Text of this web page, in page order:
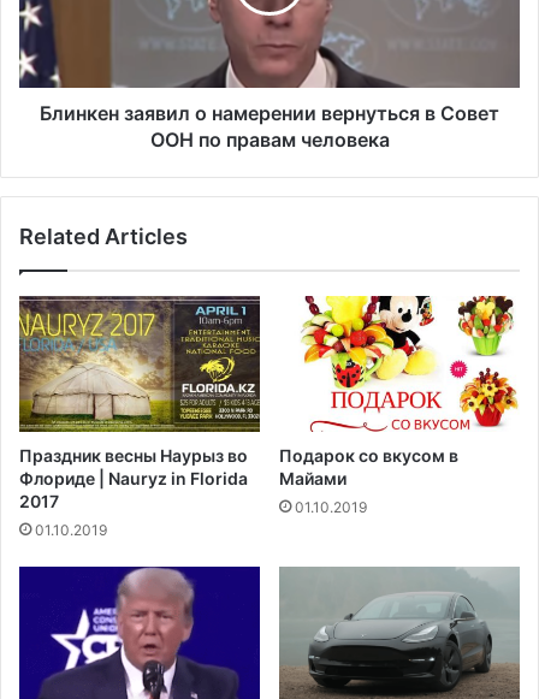
т
н
а
п
т
ч
к
у
ю
р
е
к
л
а
м
у
,
е
н
з
а
н
е
р
е
н
и
в
е
н
у
Блинкен заявил о намерении вернуться в Совет
ООН по правам человека
Related Articles
Праздник весны Наурыз во
Флориде | Nauryz in Florida
2017
01.10.2019
Подарок со вкусом в
Майами
01.10.2019